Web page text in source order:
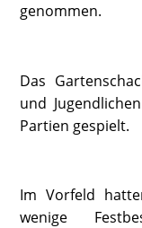
genommen.
Das
und
Partien gespielt.
Im Vorfeld
wenige